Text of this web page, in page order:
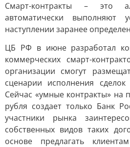
Смарт-контракты – это
автоматически выполняют
наступлении заранее
ЦБ РФ в июне разработал
коммерческих смарт-
организации смогут
сценарии исполнения
Сейчас «умные контракты» на
рубля создает только Банк
участники рынка
собственных видов таких
основе предлагать